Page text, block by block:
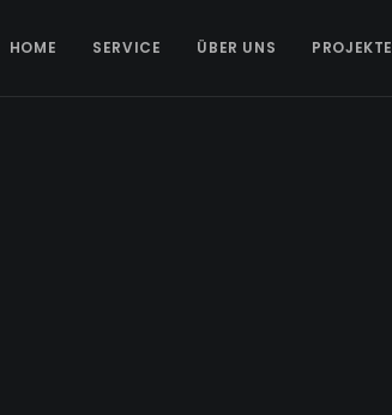
HOME SERVICE ÜBER UNS PROJEKTE